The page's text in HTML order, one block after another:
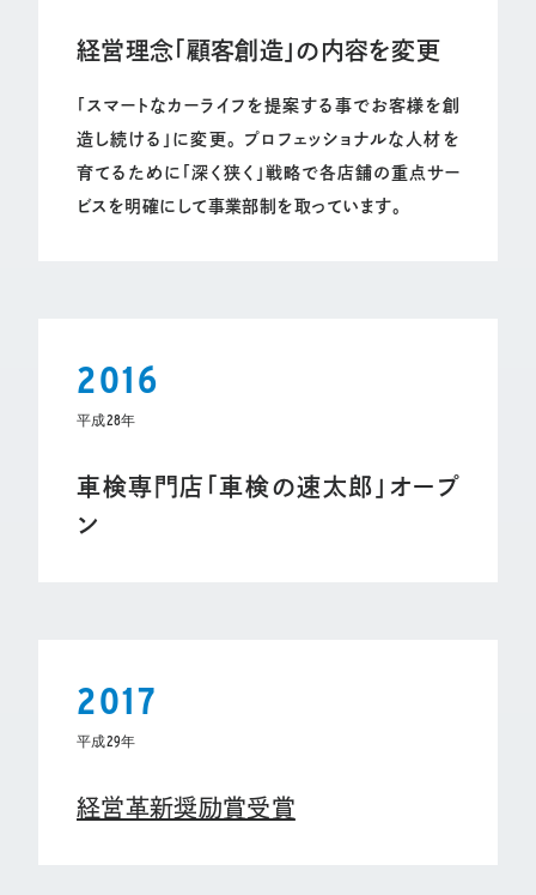
経営理念「顧客創造」の内容を変更
「スマートなカーライフを提案する事でお客様を創
造し続ける」に変更。 プロフェッショナルな人材を
育てるために「深く狭く」戦略で各店舗の重点サー
ビスを明確にして事業部制を取っています。
2016
平成28年
車検専門店「車検の速太郎」オープ
ン
2017
平成29年
経営革新奨励賞受賞